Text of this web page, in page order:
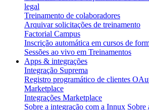
legal
Treinamento de colaboradores
Arquivar solicitações de treinamento
Factorial Campus
Inscrição automática em cursos de
Sessões ao vivo em Treinamentos
Apps & integrações
Integração Suprema
Registro programático de clientes
Marketplace
Integrações Marketplace
Sobre a integração com a Innux Sobre